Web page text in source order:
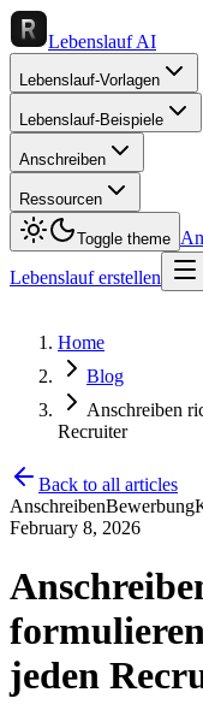
Lebenslauf AI
Lebenslauf-Vorlagen
Lebenslauf-Beispiele
Anschreiben
Ressourcen
Toggle theme
Lebenslauf erstellen
Home
Blog
Anschreiben
Recruiter
Back to all articles
AnschreibenBewerbung
February 8, 2026
jeden